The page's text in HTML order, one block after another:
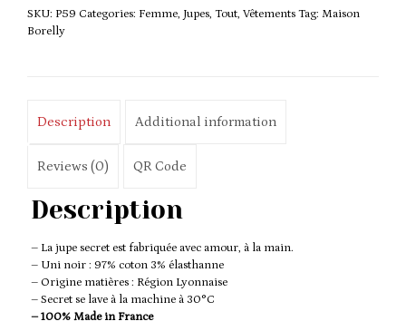
SKU: P59 Categories: Femme, Jupes, Tout, Vêtements Tag: Maison
Borelly
Description Additional information
Reviews (0) QR Code
Description
– La jupe secret est fabriquée avec amour, à la main.
– Uni noir : 97% coton 3% élasthanne
– Origine matières : Région Lyonnaise
– Secret se lave à la machine à 30°C
– 100% Made in France